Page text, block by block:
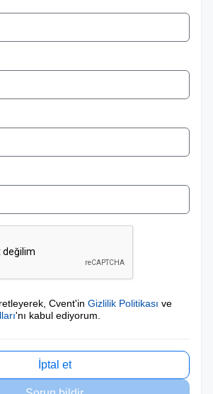
Cvent'in Gizlilik Politikası ve
'nı kabul ediyorum.
İptal et